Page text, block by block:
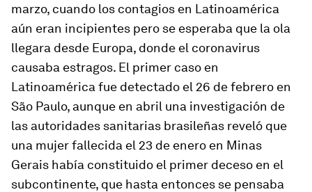
marzo, cuando los contagios en Latinoamérica
aún eran incipientes pero se esperaba que la ola
llegara desde Europa, donde el coronavirus
causaba estragos. El primer caso en
Latinoamérica fue detectado el 26 de febrero en
São Paulo, aunque en abril una investigación de
las autoridades sanitarias brasileñas reveló que
una mujer fallecida el 23 de enero en Minas
Gerais había constituido el primer deceso en el
subcontinente, que hasta entonces se pensaba